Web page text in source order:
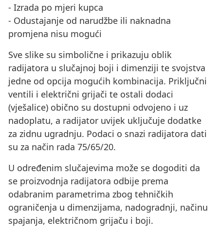
- Izrada po mjeri kupca
- Odustajanje od narudžbe ili naknadna
promjena nisu mogući
Sve slike su simbolične i prikazuju oblik
radijatora u slučajnoj boji i dimenziji te svojstva
jedne od opcija mogućih kombinacija. Priključni
ventili i električni grijači te ostali dodaci
(vješalice) obično su dostupni odvojeno i uz
nadoplatu, a radijator uvijek uključuje dodatke
za zidnu ugradnju. Podaci o snazi ​​radijatora dati
su za način rada 75/65/20.
U određenim slučajevima može se dogoditi da
se proizvodnja radijatora odbije prema
odabranim parametrima zbog tehničkih
ograničenja u dimenzijama, nadogradnji, načinu
spajanja, električnom grijaču i boji.